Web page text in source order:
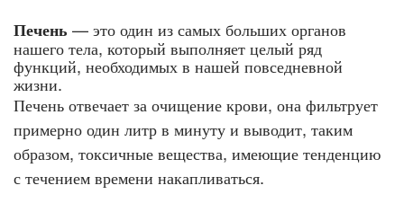
Печень — это один из самых больших органов
нашего тела, который выполняет целый ряд
функций, необходимых в нашей повседневной
жизни.
Печень отвечает за очищение крови, она фильтрует
примерно один литр в минуту и выводит, таким
образом, токсичные вещества, имеющие тенденцию
с течением времени накапливаться.